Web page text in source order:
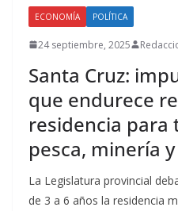
ECONOMÍA POLÍTICA
24 septiembre, 2025
Santa Cruz:
que endurece
residencia para
pesca, minería
La Legislatura provincial
de 3 a 6 años la residencia